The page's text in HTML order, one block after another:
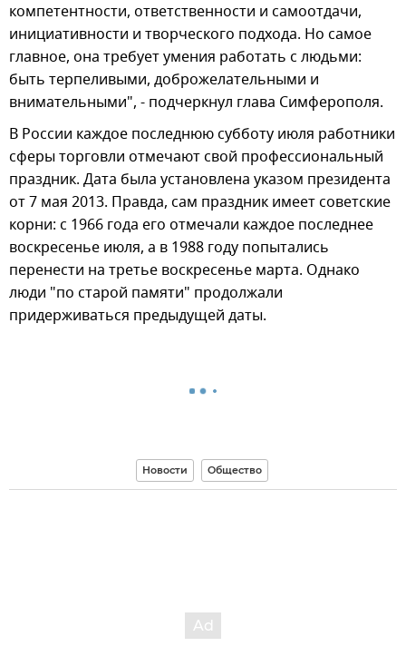
компетентности, ответственности и самоотдачи,
инициативности и творческого подхода. Но самое
главное, она требует умения работать с людьми:
быть терпеливыми, доброжелательными и
внимательными", - подчеркнул глава Симферополя.
В России каждое последнюю субботу июля работники
сферы торговли отмечают свой профессиональный
праздник. Дата была установлена указом президента
от 7 мая 2013. Правда, сам праздник имеет советские
корни: с 1966 года его отмечали каждое последнее
воскресенье июля, а в 1988 году попытались
перенести на третье воскресенье марта. Однако
люди "по старой памяти" продолжали
придерживаться предыдущей даты.
Новости Общество